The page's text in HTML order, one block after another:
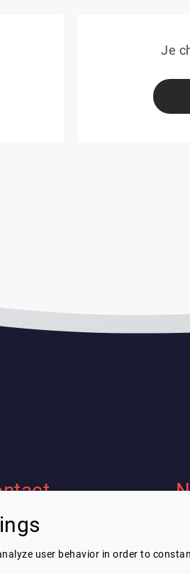
user behavior in order to
Je
Blot